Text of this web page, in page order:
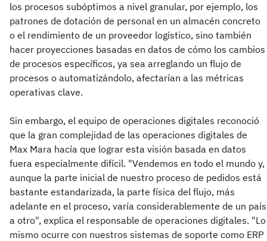
los procesos subóptimos a nivel granular, por ejemplo, los
patrones de dotación de personal en un almacén concreto
o el rendimiento de un proveedor logístico, sino también
hacer proyecciones basadas en datos de cómo los cambios
de procesos específicos, ya sea arreglando un flujo de
procesos o automatizándolo, afectarían a las métricas
operativas clave.
Sin embargo, el equipo de operaciones digitales reconoció
que la gran complejidad de las operaciones digitales de
Max Mara hacía que lograr esta visión basada en datos
fuera especialmente difícil. "Vendemos en todo el mundo y,
aunque la parte inicial de nuestro proceso de pedidos está
bastante estandarizada, la parte física del flujo, más
adelante en el proceso, varía considerablemente de un país
a otro", explica el responsable de operaciones digitales. "Lo
mismo ocurre con nuestros sistemas de soporte como ERP